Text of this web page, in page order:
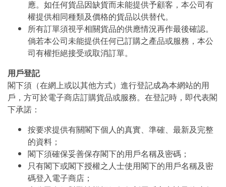
應。如任何貨品因缺貨而未能提供予顧客，本公司有
權提供相同種類及價格的貨品以供替代。
所有訂單須視乎相關貨品的供應情況再作最後確認。
倘若本公司未能提供任何已訂購之產品或服務，本公
司有權拒絕接受或取消訂單。
用戶登記
閣下須（在網上或以其他方式）進行登記成為本網站的用
戶，方可於電子商店訂購貨品或服務。在登記時，即代表閣
下承諾：
按要求提供有關閣下個人的真實、準確、最新及完整
的資料；
閣下須確保妥善保存閣下的用戶名稱及密碼；
只有閣下或閣下授權之人士使用閣下的用戶名稱及密
碼登入電子商店；